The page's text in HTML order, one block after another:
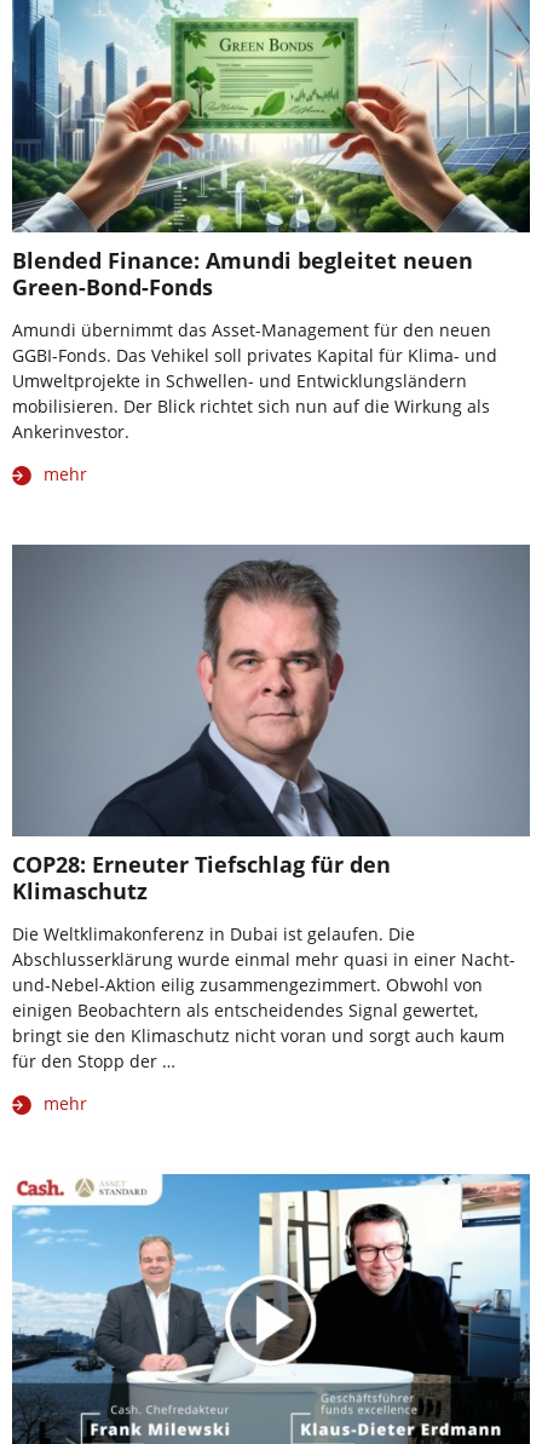
Blended Finance: Amundi begleitet neuen
Green-Bond-Fonds
Amundi übernimmt das Asset-Management für den neuen
GGBI-Fonds. Das Vehikel soll privates Kapital für Klima- und
Umweltprojekte in Schwellen- und Entwicklungsländern
mobilisieren. Der Blick richtet sich nun auf die Wirkung als
Ankerinvestor.
mehr
COP28: Erneuter Tiefschlag für den
Klimaschutz
Die Weltklimakonferenz in Dubai ist gelaufen. Die
Abschlusserklärung wurde einmal mehr quasi in einer Nacht-
und-Nebel-Aktion eilig zusammengezimmert. Obwohl von
einigen Beobachtern als entscheidendes Signal gewertet,
bringt sie den Klimaschutz nicht voran und sorgt auch kaum
für den Stopp der …
mehr